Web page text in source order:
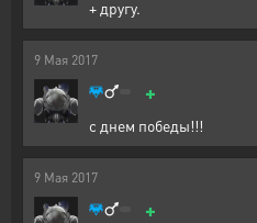
+ другу.
9 Мая 2017
+
с днем победы!!!
9 Мая 2017
+